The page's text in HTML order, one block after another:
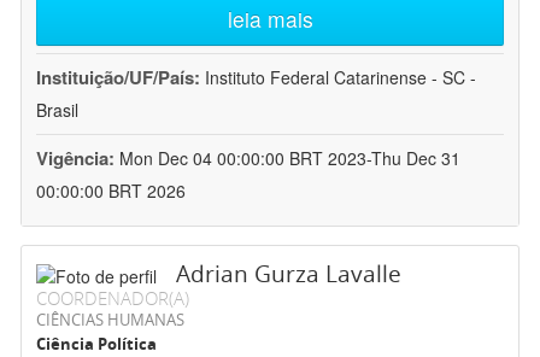
leia mais
Instituição/UF/País: Instituto Federal Catarinense - SC -
Brasil
Vigência: Mon Dec 04 00:00:00 BRT 2023-Thu Dec 31
00:00:00 BRT 2026
Adrian Gurza Lavalle
COORDENADOR(A)
CIÊNCIAS HUMANAS
Ciência Política